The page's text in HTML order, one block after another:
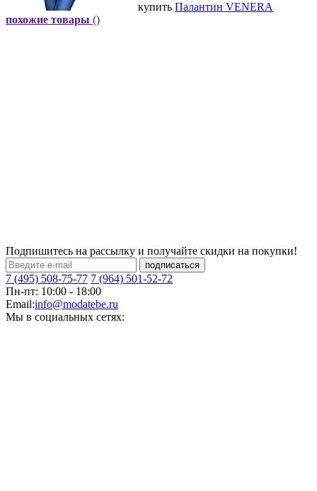
купить Палантин VENERA
похожие товары ()
Подпишитесь на рассылку и получайте скидки на покупки!
подписаться
7 (495) 508-75-77 7 (964) 501-52-72
Пн-пт: 10:00 - 18:00
Email:info@modatebe.ru
Мы в социальных сетях: